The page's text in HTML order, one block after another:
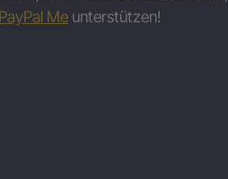
PayPal Me unterstützen!